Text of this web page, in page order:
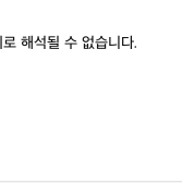
해석될 수 없습니다.